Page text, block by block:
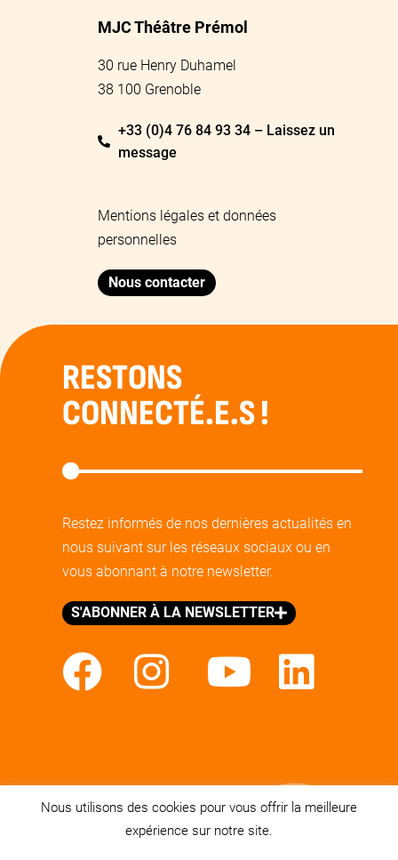
MJC Théâtre Prémol
30 rue Henry Duhamel
38 100 Grenoble
+33 (0)4 76 84 93 34 – Laissez un
message
Mentions légales et données
personnelles
Nous contacter
RESTONS
CONNECTÉ.E.S !
Restez informés de nos dernières actualités en
nous suivant sur les réseaux sociaux ou en
vous abonnant à notre newsletter.
S'ABONNER À LA NEWSLETTER
Nous utilisons des cookies pour vous offrir la meilleure
expérience sur notre site.